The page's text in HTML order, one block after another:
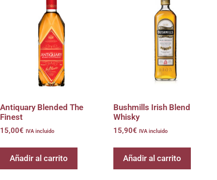
Antiquary Blended The
Finest
15,00€ IVA incluido
Añadir al carrito
Bushmills Irish Blend
Whisky
15,90€ IVA incluido
Añadir al carrito